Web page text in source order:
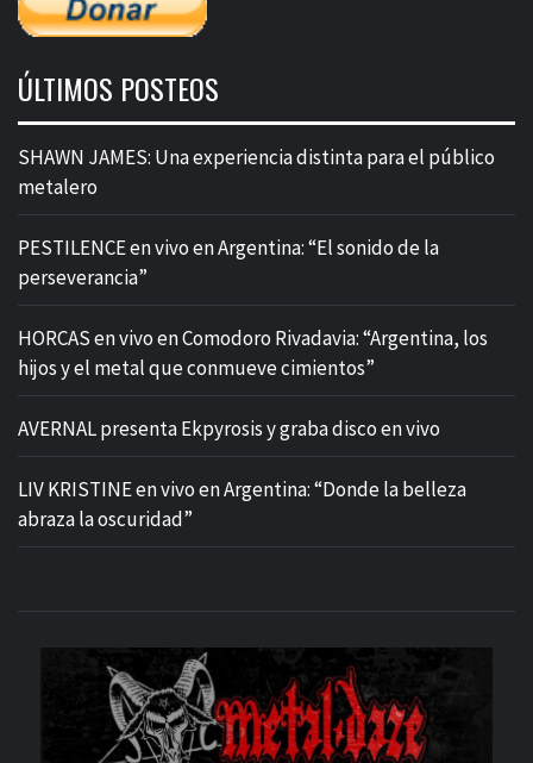
ÚLTIMOS POSTEOS
SHAWN JAMES: Una experiencia distinta para el público
metalero
PESTILENCE en vivo en Argentina: “El sonido de la
perseverancia”
HORCAS en vivo en Comodoro Rivadavia: “Argentina, los
hijos y el metal que conmueve cimientos”
AVERNAL presenta Ekpyrosis y graba disco en vivo
LIV KRISTINE en vivo en Argentina: “Donde la belleza
abraza la oscuridad”